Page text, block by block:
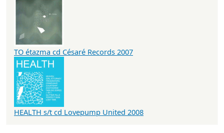
TO étazma cd Césaré Records 2007
HEALTH s/t cd Lovepump United 2008